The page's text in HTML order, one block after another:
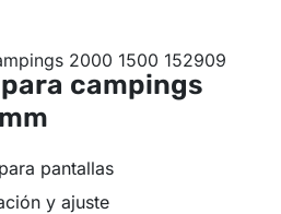
campings
pantallas
y ajuste